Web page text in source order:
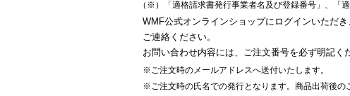
（※）「適格請求書発行事業者名及び登録番号」、「
WMF公式オンラインショップにログインいただ
ご連絡ください。
お問い合わせ内容には、ご注文番号を必ず明記く
※ご注文時のメールアドレスへ送付いたします。
※ご注文時の氏名での発行となります。商品出荷後の